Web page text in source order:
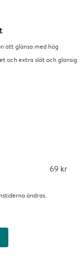
att glänsa med hög
och extra slät och glansig
69 kr
ändras.